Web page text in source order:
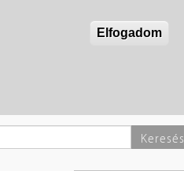
Elfogadom
Keresés